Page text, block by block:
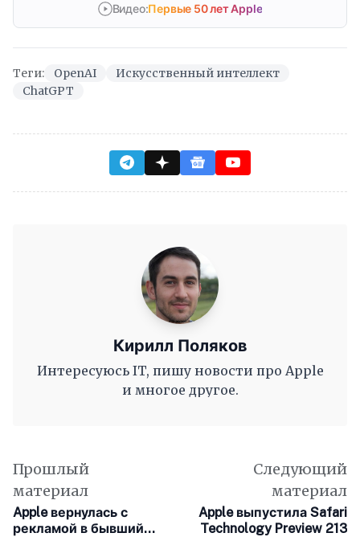
Видео:Первые 50 лет Apple
Теги: OpenAI
Искусственный интеллект
ChatGPT
Кирилл Поляков
Интересуюсь IT, пишу новости про Apple
и многое другое.
Прошлый
материал
Apple вернулась с
рекламой в бывший
Следующий
материал
Apple выпустила Safari
Technology Preview 213